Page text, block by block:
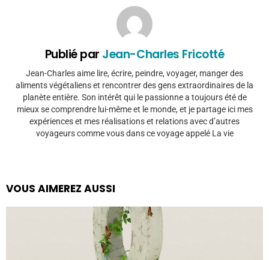
Publié par Jean-Charles Fricotté
Jean-Charles aime lire, écrire, peindre, voyager, manger des
aliments végétaliens et rencontrer des gens extraordinaires de la
planète entière. Son intérêt qui le passionne a toujours été de
mieux se comprendre lui-même et le monde, et je partage ici mes
expériences et mes réalisations et relations avec d’autres
voyageurs comme vous dans ce voyage appelé La vie
VOUS AIMEREZ AUSSI